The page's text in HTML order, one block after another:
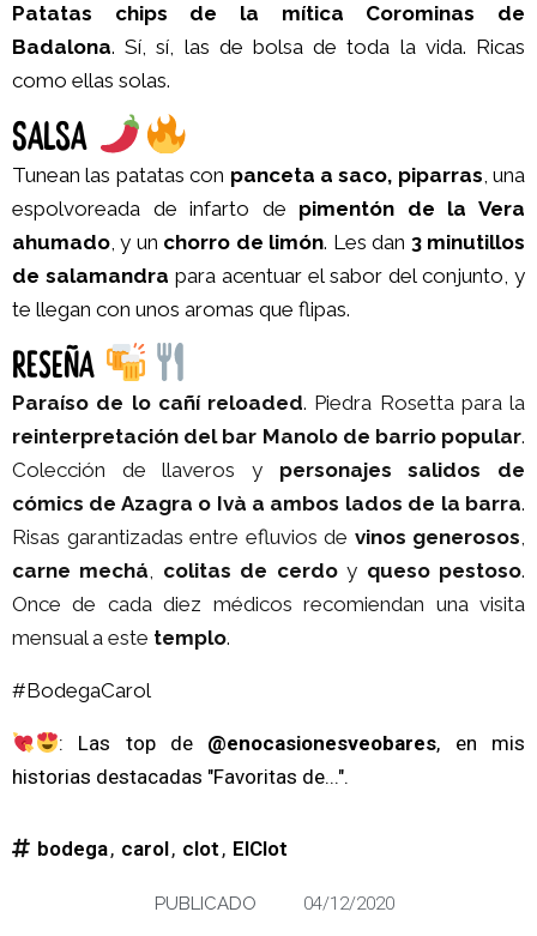
Patatas chips de la mítica Corominas de
Badalona. Sí, sí, las de bolsa de toda la vida. Ricas
como ellas solas.
SALSA
Tunean las patatas con panceta a saco, piparras, una
espolvoreada de infarto de pimentón de la Vera
ahumado, y un chorro de limón. Les dan 3 minutillos
de salamandra para acentuar el sabor del conjunto, y
te llegan con unos aromas que flipas.
RESEÑA
Paraíso de lo cañí reloaded. Piedra Rosetta para la
reinterpretación del bar Manolo de barrio popular.
Colección de llaveros y personajes salidos de
cómics de Azagra o Ivà a ambos lados de la barra.
Risas garantizadas entre efluvios de vinos generosos
carne mechá
colitas de cerdoy queso pestoso.
Once de cada diez médicos recomiendan una visita
mensual a este templo.
#BodegaCarol
: Las top de @enocasionesveobares, en mis
historias destacadas "Favoritas de...".
bodega, carol, clot , ElClot
PUBLICADO 04/12/2020